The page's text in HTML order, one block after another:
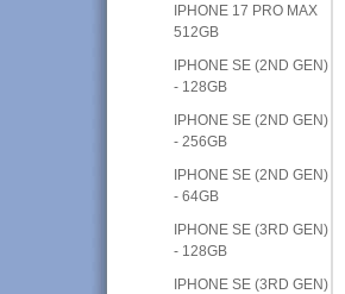
IPHONE 17 PRO MAX
512GB
IPHONE SE (2ND GEN)
- 128GB
IPHONE SE (2ND GEN)
- 256GB
IPHONE SE (2ND GEN)
- 64GB
IPHONE SE (3RD GEN)
- 128GB
IPHONE SE (3RD GEN)